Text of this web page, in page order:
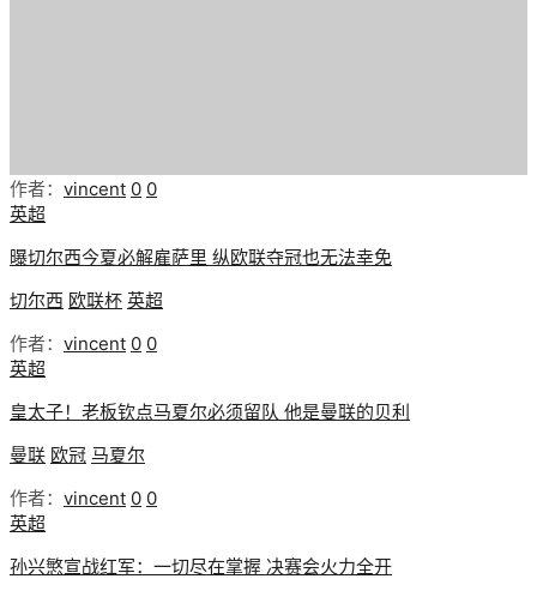
作者： vincent 0 0
英超
曝切尔西今夏必解雇萨里 纵欧联夺冠也无法幸免
切尔西 欧联杯 英超
作者： vincent 0 0
英超
皇太子！老板钦点马夏尔必须留队 他是曼联的贝利
曼联 欧冠 马夏尔
作者： vincent 0 0
英超
孙兴慜宣战红军：一切尽在掌握 决赛会火力全开